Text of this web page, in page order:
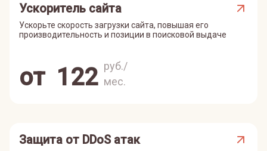
Ускоритель сайта
Ускорьте скорость загрузки сайта, повышая его
производительность и позиции в поисковой выдаче
от 122 руб./
мес.
Защита от DDoS атак